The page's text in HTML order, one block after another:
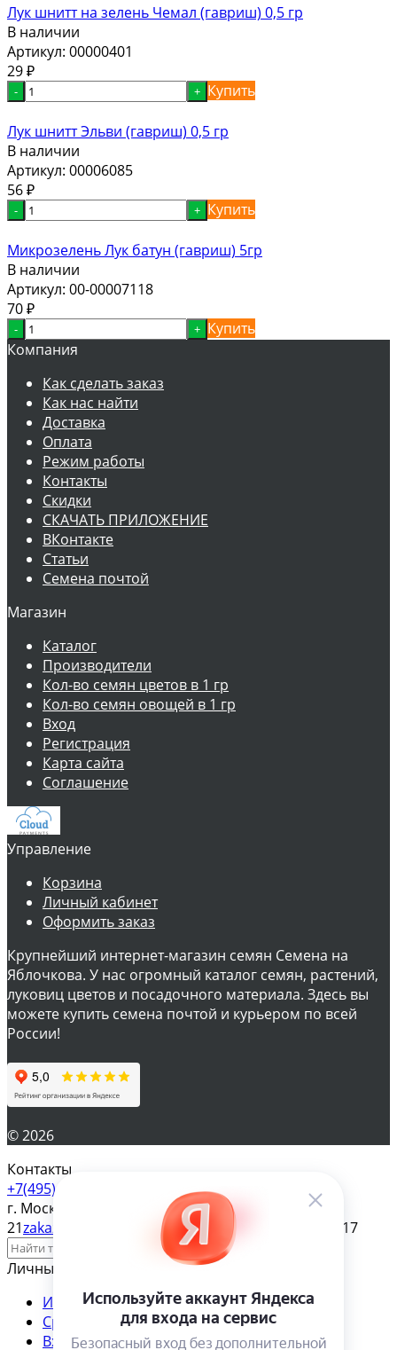
Лук шнитт на зелень Чемал (гавриш) 0,5 гр
В наличии
Артикул: 00000401
29 ₽
- + Купить
Лук шнитт Эльви (гавриш) 0,5 гр
В наличии
Артикул: 00006085
56 ₽
- + Купить
Микрозелень Лук батун (гавриш) 5гр
В наличии
Артикул: 00-00007118
70 ₽
- + Купить
Компания
Как сделать заказ
Как нас найти
Доставка
Оплата
Режим работы
Контакты
Скидки
СКАЧАТЬ ПРИЛОЖЕНИЕ
ВКонтакте
Статьи
Семена почтой
Магазин
Каталог
Производители
Кол-во семян цветов в 1 гр
Кол-во семян овощей в 1 гр
Вход
Регистрация
Карта сайта
Соглашение
Управление
Корзина
Личный кабинет
Оформить заказ
Крупнейший интернет-магазин семян Семена на
Яблочкова. У нас огромный каталог семян, растений,
луковиц цветов и посадочного материала. Здесь вы
можете купить семена почтой и курьером по всей
России!
© 2026
Контакты
+7(495) 610-57-17
г. Москва, ул. Яблочкова д.
21zakaz@magazinsemena.ruПн-пт 10-19 Сб-вс 11-17
Личный кабинет
Избранное
Сравнение Товар в сравнении
Вход